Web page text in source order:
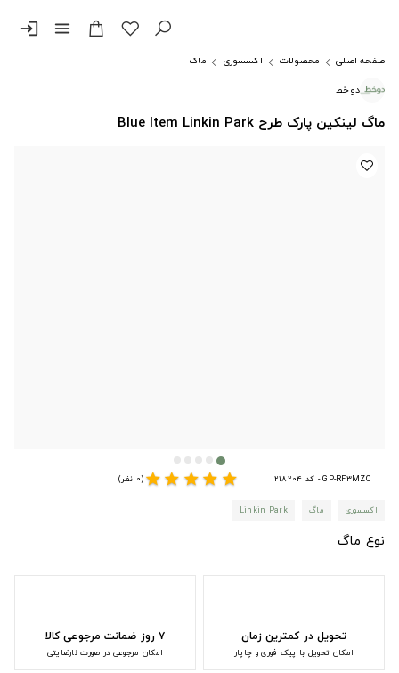
menu
login
صفحه اصلی محصولات اکسسوری
ماگ
دوخط
ماگ لینکین پارک طرح Blue Item Linkin Park
GP-RF3MZC - کد 218204 star
star
star
star
star(0 نظر)
اکسسوری ماگ Linkin Park
نوع ماگ
تحویل در کمترین زمان
امکان تحویل با پیک فوری و چاپار
۷ روز ضمانت مرجوعی کالا
امکان مرجوعی در صورت نارضایتی